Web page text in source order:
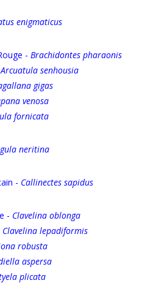
enigmaticus
- Brachidontes pharaonis
Arcuatula senhousia
gigas
venosa
fornicata
neritina
- Callinectes sapidus
- Clavelina oblonga
Clavelina lepadiformis
robusta
aspersa
plicata